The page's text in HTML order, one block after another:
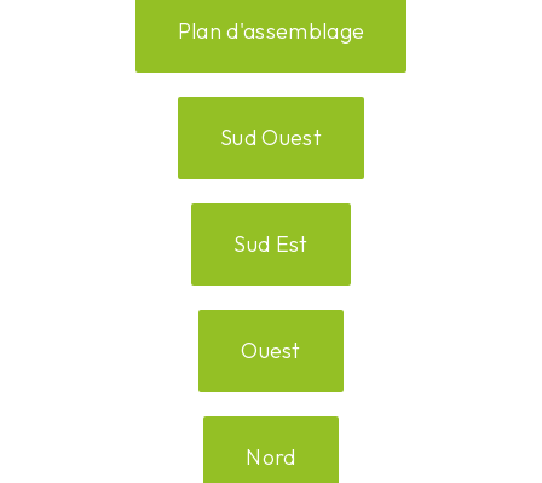
Plan d'assemblage
Sud Ouest
Sud Est
Ouest
Nord